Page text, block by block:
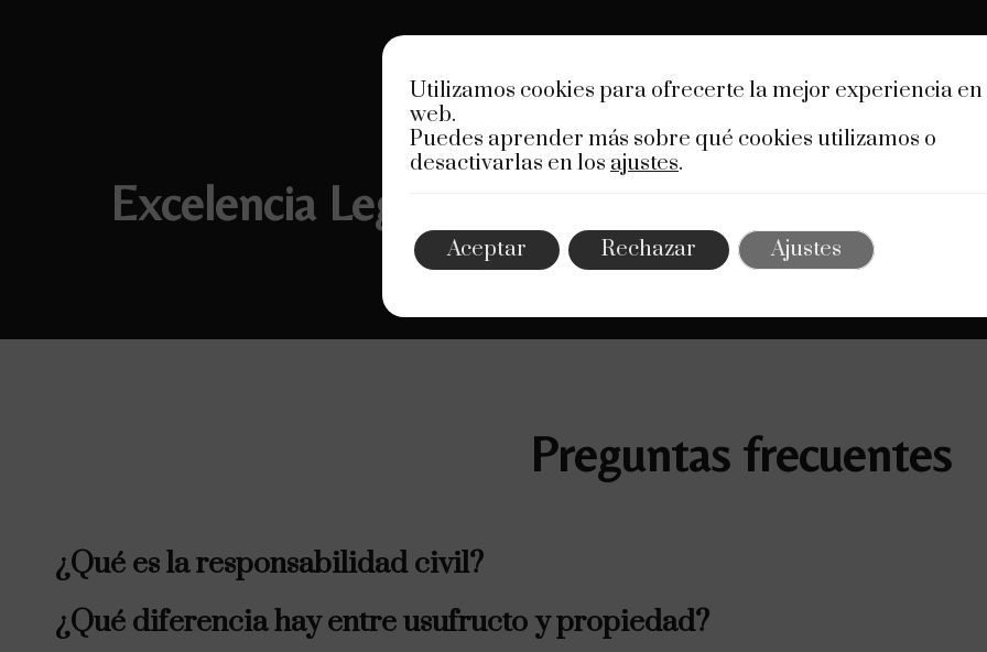
Excelencia Legal
En Belegal, damos soluciones eficaces y
legales, sin engaños. La honestidad es
por lo que te diremos, con sinceridad, si tu
no, solución.
Preguntas frecuentes
¿Qué es la responsabilidad civil?
¿Qué diferencia hay entre usufructo y propiedad?
Utilizamos cookies para ofrecerte la mejor experiencia
web.
Puedes aprender más sobre qué cookies utilizamos o
desactivarlas en los ajustes.
Aceptar Rechazar Ajustes